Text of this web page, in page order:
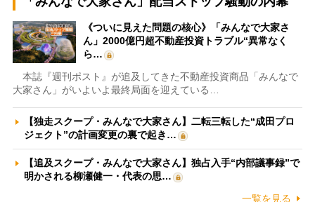
《ついに見えた問題の核心》「みんなで大家さ
ん」2000億円超不動産投資トラブル“異常なく
ら…
本誌『週刊ポスト』が追及してきた不動産投資商品「みんなで
大家さん」がいよいよ最終局面を迎えている…
【独走スクープ・みんなで大家さん】二転三転した“成田プロ
ジェクト”の計画変更の裏で起き…
【追及スクープ・みんなで大家さん】独占入手“内部議事録”で
明かされる柳瀬健一・代表の思…
一覧を見る